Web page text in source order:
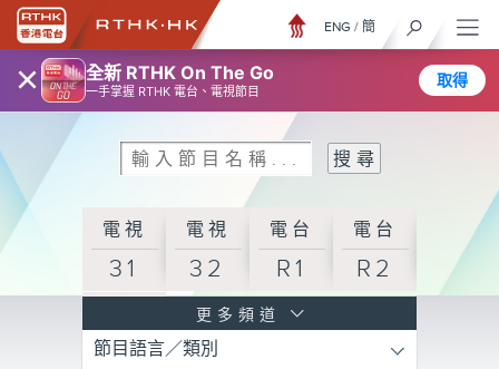
× 全新 RTHK On The Go
一手掌握 RTHK 電台、電視節目
取得
ENG / 簡
電視
31
電視
32
電台
R1
電台
R2
R3
更多頻道
節目語言／類別